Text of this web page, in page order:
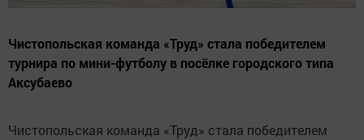
Чистопольская команда «Труд» стала победителем
турнира по мини-футболу в посёлке городского типа
Аксубаево
Чистопольская команда «Труд» стала победителем